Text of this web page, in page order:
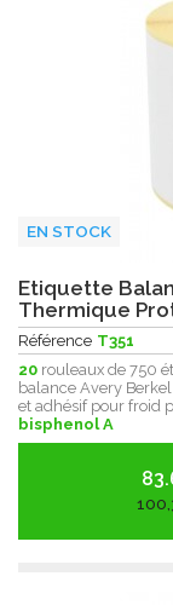
EN STOCK
Etiquette
Thermique
Référence T351
20 rouleaux de 750
balance Avery Berkel
et adhésif pour froid
bisphenol A